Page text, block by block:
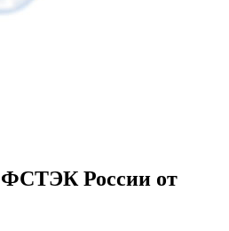
России от